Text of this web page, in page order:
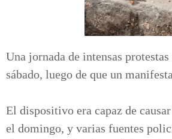
Una jornada de intensas
sábado, luego de que un
El dispositivo era capaz de
el domingo, y varias fuentes